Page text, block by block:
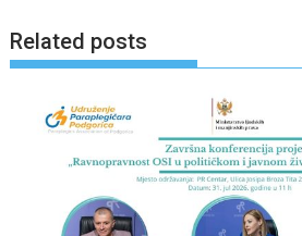
Related posts